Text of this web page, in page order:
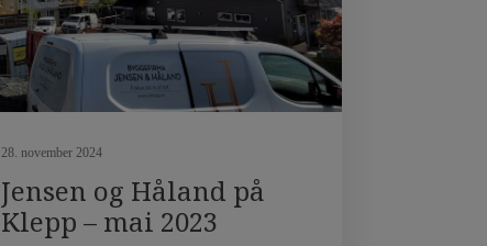
28. november 2024
Jensen og Håland på
Klepp – mai 2023